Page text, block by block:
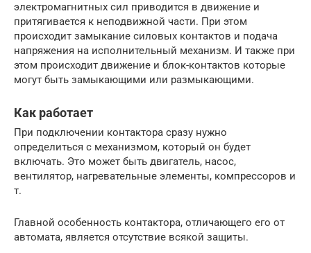
электромагнитных сил приводится в движение и
притягивается к неподвижной части. При этом
происходит замыкание силовых контактов и подача
напряжения на исполнительный механизм. И также при
этом происходит движение и блок-контактов которые
могут быть замыкающими или размыкающими.
Как работает
При подключении контактора сразу нужно
определиться с механизмом, который он будет
включать. Это может быть двигатель, насос,
вентилятор, нагревательные элементы, компрессоров и
т.
Главной особенность контактора, отличающего его от
автомата, является отсутствие всякой защиты.